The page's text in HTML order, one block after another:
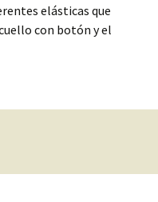
elásticas que
con botón y el